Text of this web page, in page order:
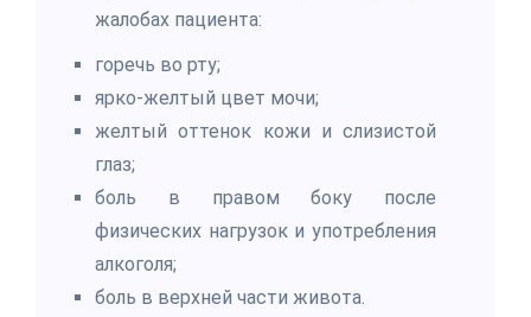
жалобах пациента:
горечь во рту;
ярко-желтый цвет мочи;
желтый оттенок кожи и слизистой
глаз;
боль в правом боку после
физических нагрузок и употребления
алкоголя;
боль в верхней части живота.